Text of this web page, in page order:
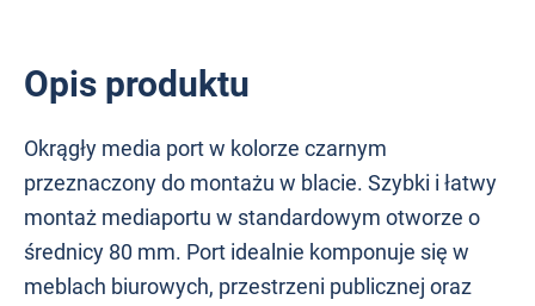
Opis produktu
Okrągły media port w kolorze czarnym
przeznaczony do montażu w blacie. Szybki i łatwy
montaż mediaportu w standardowym otworze o
średnicy 80 mm. Port idealnie komponuje się w
meblach biurowych, przestrzeni publicznej oraz